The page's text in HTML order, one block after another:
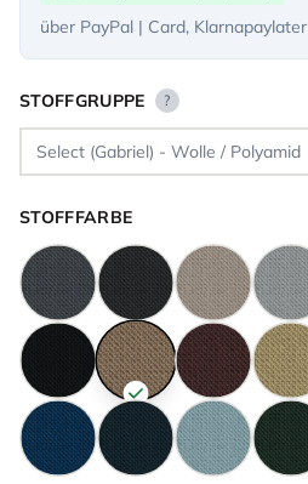
über PayPal | Card, Klarnapaylater
STOFFGRUPPE ?
STOFFFARBE